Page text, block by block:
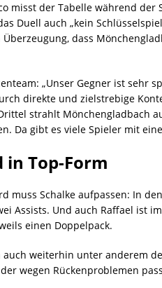
misst der Tabelle während
Duell auch „kein
dass
„Unser Gegner ist sehr
direkte und zielstrebige
strahlt Mönchengladbach
Da gibt es viele Spieler mit
in Top-Form
muss Schalke aufpassen: In
Assists. Und auch Raffael ist
einen Doppelpack.
auch weiterhin unter anderem
wegen Rückenproblemen